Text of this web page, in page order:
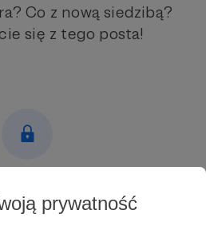
prywatność
Co z nową siedzibą?
się z tego posta!
musisz być zalogowany